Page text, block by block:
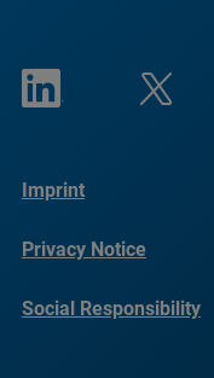
Imprint
Privacy Notice
Social Responsibility